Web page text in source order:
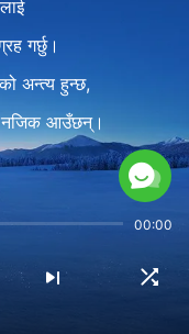
गर्छु।
अन्त्य हुन्छ,
नजिक आउँछन्।
हो:
आएको छ।
00:00